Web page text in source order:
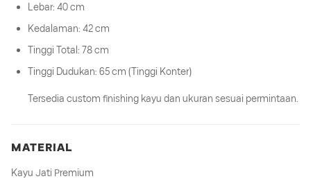
Lebar: 40 cm
Kedalaman: 42 cm
Tinggi Total: 78 cm
Tinggi Dudukan: 65 cm (Tinggi Konter)
Tersedia custom finishing kayu dan ukuran sesuai permintaan.
MATERIAL
Kayu Jati Premium